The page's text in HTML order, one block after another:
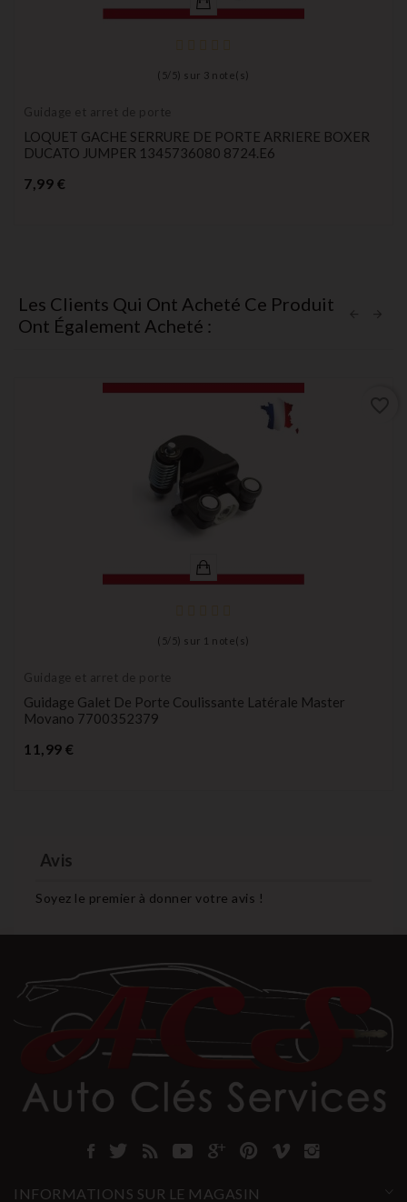
( 5/ 5) sur 3 note(s)
Guidage et arret de porte
LOQUET GACHE SERRURE DE PORTE ARRIERE BOXER
DUCATO JUMPER 1345736080 8724.E6
7,99 €
Les Clients Qui Ont Acheté Ce Produit
Ont Également Acheté :
( 5/ 5) sur 1 note(s)
Guidage et arret de porte
Guidage Galet De Porte Coulissante Latérale Master
Movano 7700352379
11,99 €
Avis
Soyez le premier à donner votre avis !
INFORMATIONS SUR LE MAGASIN